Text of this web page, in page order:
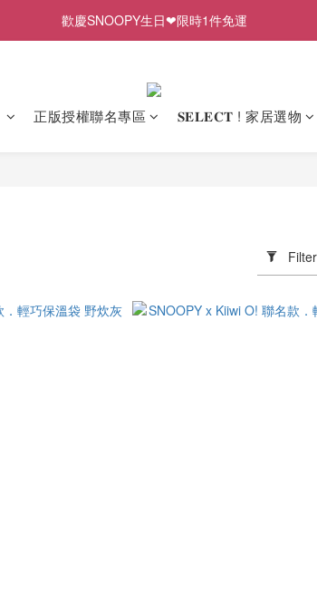
歡慶SNOOPY生日❤限時1件免運
歡慶SNOOPY生日❤限時1件免運
2026史努比、三麗鷗聯名款．新品上市
正版授權聯名專區 𝐒𝐄𝐋𝐄𝐂𝐓 ! 家居選物
Filter